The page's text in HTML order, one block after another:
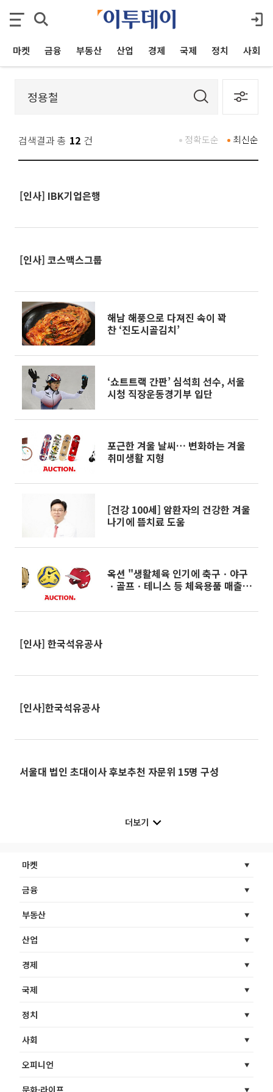
마켓 금융 부동산 산업 경제 국제 정치 사회
검색결과 총 12 건 최신순
정확도순
[인사] IBK기업은행
[인사] 코스맥스그룹
해남 해풍으로 다져진 속이 꽉
찬 ‘진도시골김치’
‘쇼트트랙 간판’ 심석희 선수, 서울
시청 직장운동경기부 입단
포근한 겨울 날씨… 변화하는 겨울
취미생활 지형
[건강 100세] 암환자의 건강한 겨울
나기에 뜸치료 도움
옥션 "생활체육 인기에 축구ㆍ야구
ㆍ골프ㆍ테니스 등 체육용품 매출 4
[인사] 한국석유공사
[인사]한국석유공사
서울대 법인 초대이사 후보추천 자문위 15명 구성
더보기
마켓
금융
부동산
산업
경제
국제
정치
사회
오피니언
문화·라이프